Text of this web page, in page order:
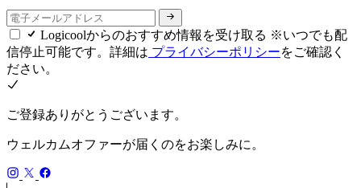
Logicoolからのおすすめ情報を受け取る ※いつでも配
信停止可能です。詳細は プライバシーポリシーをご確認く
ださい。
ご登録ありがとうございます。
ウェルカムオファーが届くのをお楽しみに。